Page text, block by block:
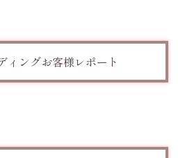
ィングお客様レポート